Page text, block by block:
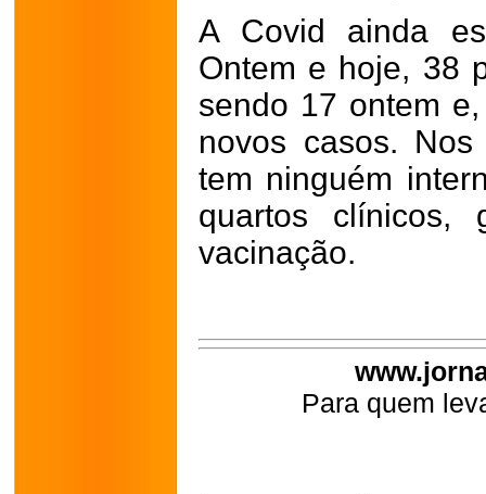
A Covid ainda
Ontem e hoje, 38
sendo 17 ontem
novos casos.
tem ninguém
quartos clínicos,
vacinação.
Para quem